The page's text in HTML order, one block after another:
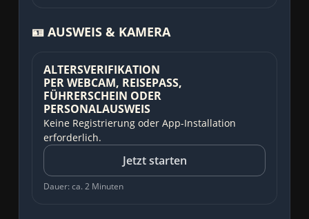
🪪 AUSWEIS & KAMERA
ALTERSVERIFIKATION
PER WEBCAM, REISEPASS,
FÜHRERSCHEIN ODER
PERSONALAUSWEIS
Keine Registrierung oder App-Installation
erforderlich.
Jetzt starten
Dauer: ca. 2 Minuten